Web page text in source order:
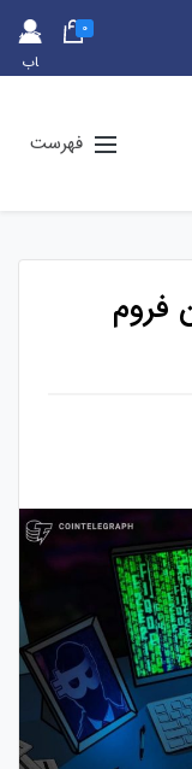
حس
اب
0
فهرست
فروم